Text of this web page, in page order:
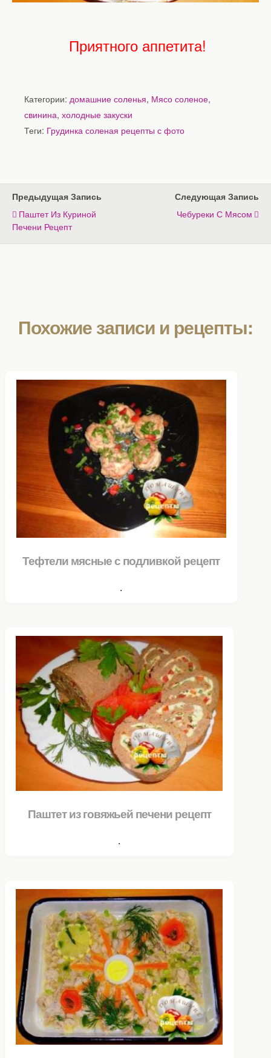
Приятного аппетита!
Категории: домашние соленья, Мясо соленое,
свинина, холодные закуски
Теги: Грудинка соленая рецепты с фото
Предыдущая Запись
Паштет Из Куриной
Печени Рецепт
Следующая Запись
Чебуреки С Мясом
Похожие записи и рецепты:
Тефтели мясные с подливкой рецепт
.
Паштет из говяжьей печени рецепт
.